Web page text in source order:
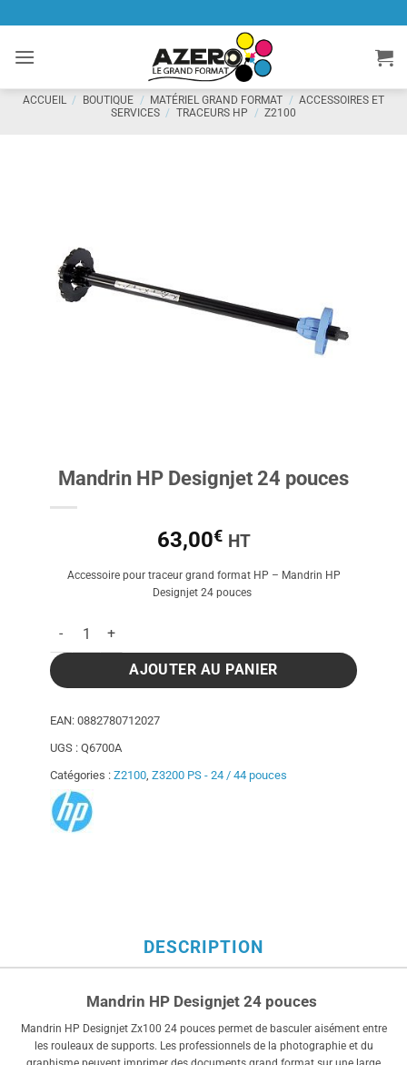
contenu
ACCUEIL / BOUTIQUE / MATÉRIEL GRAND FORMAT / ACCESSOIRES ET
SERVICES / TRACEURS HP / Z2100
Mandrin HP Designjet 24 pouces
63,00€ HT
Accessoire pour traceur grand format HP – Mandrin HP
Designjet 24 pouces
quantité de Mandrin HP Designjet 24 pouces
AJOUTER AU PANIER
EAN: 0882780712027
UGS : Q6700A
Catégories : Z2100 Z3200 PS - 24 / 44 pouces
DESCRIPTION
Mandrin HP Designjet 24 pouces
Mandrin HP Designjet Zx100 24 pouces permet de basculer aisément entre
les rouleaux de supports. Les professionnels de la photographie et du